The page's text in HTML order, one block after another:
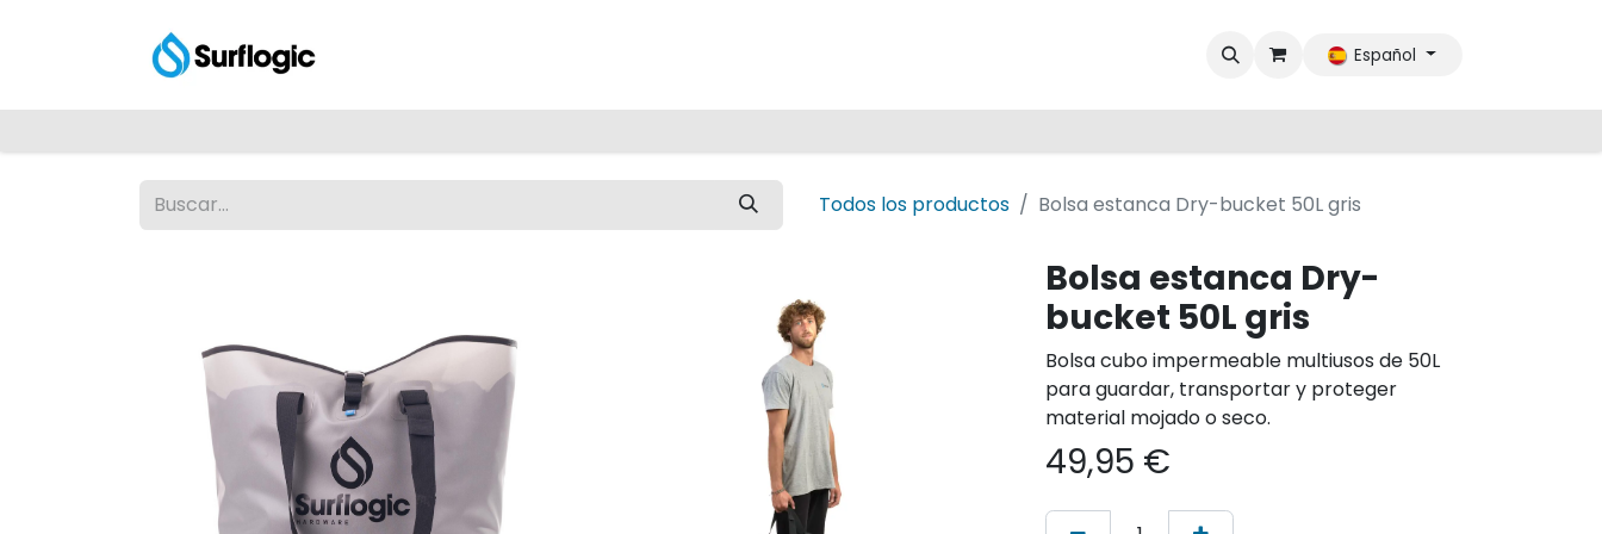
Español
Todos los productos Bolsa estanca Dry-bucket 50L gris
Bolsa estanca Dry-
bucket 50L gris
Bolsa cubo impermeable multiusos de 50L
para guardar, transportar y proteger
material mojado o seco.
49,95 €